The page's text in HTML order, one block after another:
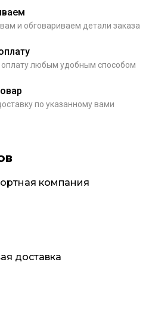
и обговариваем детали заказа
оплату любым удобным способом
по указанному вами
компания
доставка